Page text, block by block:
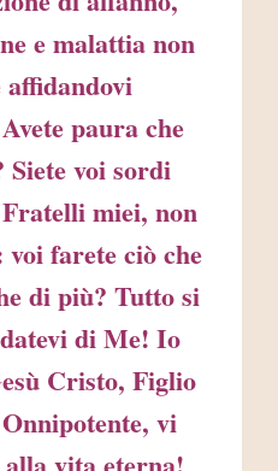
e malattia non
paura che
voi sordi
miei, non
farete ciò che
di più? Tutto si
di Me! Io
Cristo, Figlio
vi